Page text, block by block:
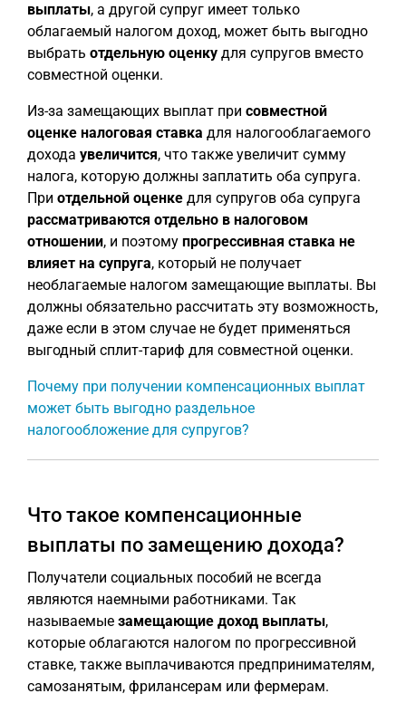
выплаты, а другой супруг имеет только
облагаемый налогом доход, может быть выгодно
выбрать отдельную оценку для супругов вместо
совместной оценки.
Из-за замещающих выплат при совместной
оценке налоговая ставка для налогооблагаемого
дохода увеличится, что также увеличит сумму
налога, которую должны заплатить оба супруга.
При отдельной оценке для супругов оба супруга
рассматриваются отдельно в налоговом
отношении, и поэтому прогрессивная ставка не
влияет на супруга, который не получает
необлагаемые налогом замещающие выплаты. Вы
должны обязательно рассчитать эту возможность,
даже если в этом случае не будет применяться
выгодный сплит-тариф для совместной оценки.
Почему при получении компенсационных выплат
может быть выгодно раздельное
налогообложение для супругов?
Что такое компенсационные
выплаты по замещению дохода?
Получатели социальных пособий не всегда
являются наемными работниками. Так
называемые замещающие доход выплаты,
которые облагаются налогом по прогрессивной
ставке, также выплачиваются предпринимателям,
самозанятым, фрилансерам или фермерам.